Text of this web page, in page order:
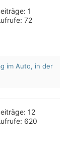
1
72
im Auto, in der
12
620